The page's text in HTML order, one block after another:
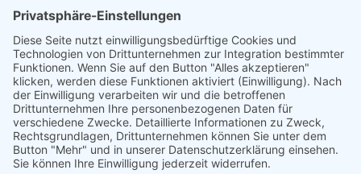
Letzte Artikel
Gartentipps für den November
Gartentipps für den Oktober
Gartentipps für den August
Gartentipps für den September
Gartentipps für den Juli